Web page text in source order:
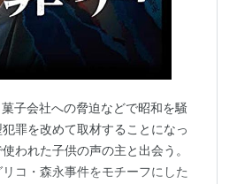
会社への脅迫などで昭和を騒
罪を改めて取材することになっ
われた子供の声の主と出会う。
コ・森永事件をモチーフにした